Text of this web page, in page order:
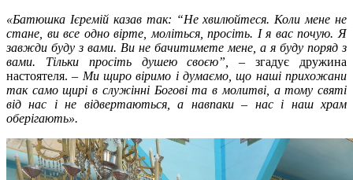
«Батюшка Ієремій казав так: “Не хвилюйтеся. Коли мене не
стане, ви все одно вірте, моліться, просіть. І я вас почую. Я
завжди буду з вами. Ви не бачитимете мене, а я буду поряд з
вами. Тільки просіть душею своєю”, –згадує дружина
настоятеля. – Ми щиро віримо і думаємо, що наші прихожани
так само щирі в служінні Богові та в молитві, а тому святі
від нас і не відвертаються, а навпаки – нас і наш храм
оберігають».